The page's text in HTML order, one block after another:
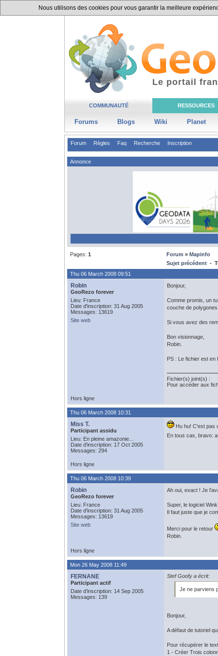
Nous utilisons des cookies pour vous garantir la meilleure
COMMUNAUTÉ RESSOURCES
Forums Blogs Wiki Planet
Le portail
Forum Règles Faq Recherche Inscription
Annonce
Pages: 1 Forum » Mapinfo
Sujet précédent -
Thu 06 March 2008 09:51
Robin
GeoRezo forever
Lieu: France
Date d'inscription: 31 Aug 2005
Messages: 13619
Site web
Bonjour,
Comme promis, un
couche de
Si vous avez des
Bon visionnage,
Robin.
PS : Le fichier est
Fichier(s) joint(s) :
Pour accéder aux
Hors ligne
Thu 06 March 2008 10:31
Miss T.
Participant assidu
Lieu: En pleine amazonie...
Date d'inscription: 17 Oct 2005
Messages: 294
Hu hu! C'est pas
En tous cas, bravo:
Hors ligne
Thu 06 March 2008 10:39
Robin
GeoRezo forever
Lieu: France
Date d'inscription: 31 Aug 2005
Messages: 13619
Site web
Ah oui, exact ! Je
Super, le logiciel
Il faut juste que je
Merci pour le retour
Robin.
Hors ligne
Mon 26 May 2008 11:49
FERNANE
Participant actif
Date d'inscription: 14 Sep 2005
Messages: 139
Stef Goofy a écrit:
Je ne parviens
Bonjour,
A défaut de tutoriel
Pour récupérer le
1 - Créer Trois